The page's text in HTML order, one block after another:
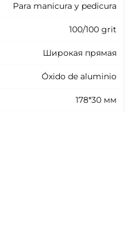
Para manicura y pedicura
100/100 grit
Широкая прямая
Óxido de aluminio
178*30 мм